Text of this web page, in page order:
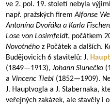
ve 2. pol. 19. století nebyla
např. pražských firemAlfonse
Antonína Dvořáka a Karla
Lose von Losimfeldt, počátkem
Novotného z Počátek a dalších.
Budějovicích 6 stavitelů: J.
(1849—1913), Johann Slunečko (
a Vincenc Tiebl (1852—1909).
J. Hauptvogla a J. Stabernaka,
veřejných zakázek, ale stavěly i